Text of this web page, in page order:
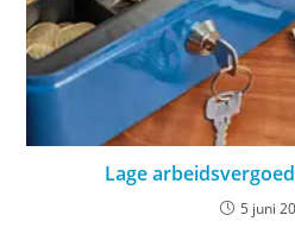
Lage
5 juni